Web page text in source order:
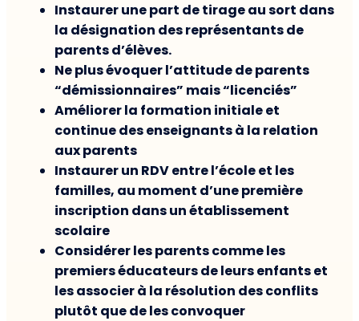
Instaurer une part de tirage au sort dans
la désignation des représentants de
parents d’élèves.
Ne plus évoquer l’attitude de parents
“démissionnaires” mais “licenciés”
Améliorer la formation initiale et
continue des enseignants à la relation
aux parents
Instaurer un RDV entre l’école et les
familles, au moment d’une première
inscription dans un établissement
scolaire
Considérer les parents comme les
premiers éducateurs de leurs enfants et
les associer à la résolution des conflits
plutôt que de les convoquer